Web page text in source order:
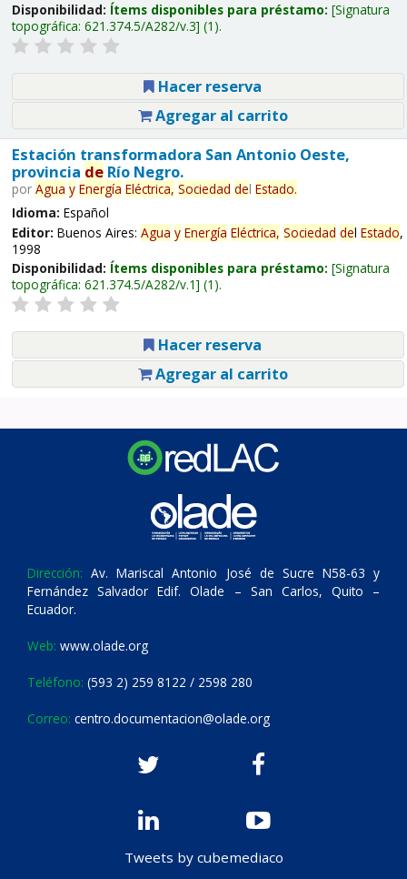
Disponibilidad: Ítems disponibles para préstamo: Signatura
topográfica: 621.374.5/A282/v.3 (1).
Hacer reserva
Agregar al carrito
Estación transformadora San Antonio Oeste,
provincia deRío Negro.
por Agua y Energía Eléctrica, Sociedad del Estado.
Idioma: Español
Editor: Buenos Aires: Agua y Energía Eléctrica, Sociedad del Estado,
1998
Disponibilidad: Ítems disponibles para préstamo: Signatura
topográfica: 621.374.5/A282/v.1 (1).
Hacer reserva
Agregar al carrito
Dirección: Av. Mariscal Antonio José de Sucre N58-63 y
Fernández Salvador Edif. Olade – San Carlos, Quito –
Ecuador.
Web: www.olade.org
Teléfono: (593 2) 259 8122 / 2598 280
Correo: centro.documentacion@olade.org
Tweets by cubemediaco